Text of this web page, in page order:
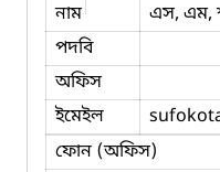
নাম
এস, এম,
পদবি
অফিস
ইমেইল
ফোন (অফিস)